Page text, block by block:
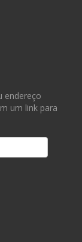
endereço
um link para